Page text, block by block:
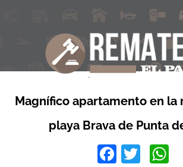
Magnífico apartamento en la
playa Brava de Punta